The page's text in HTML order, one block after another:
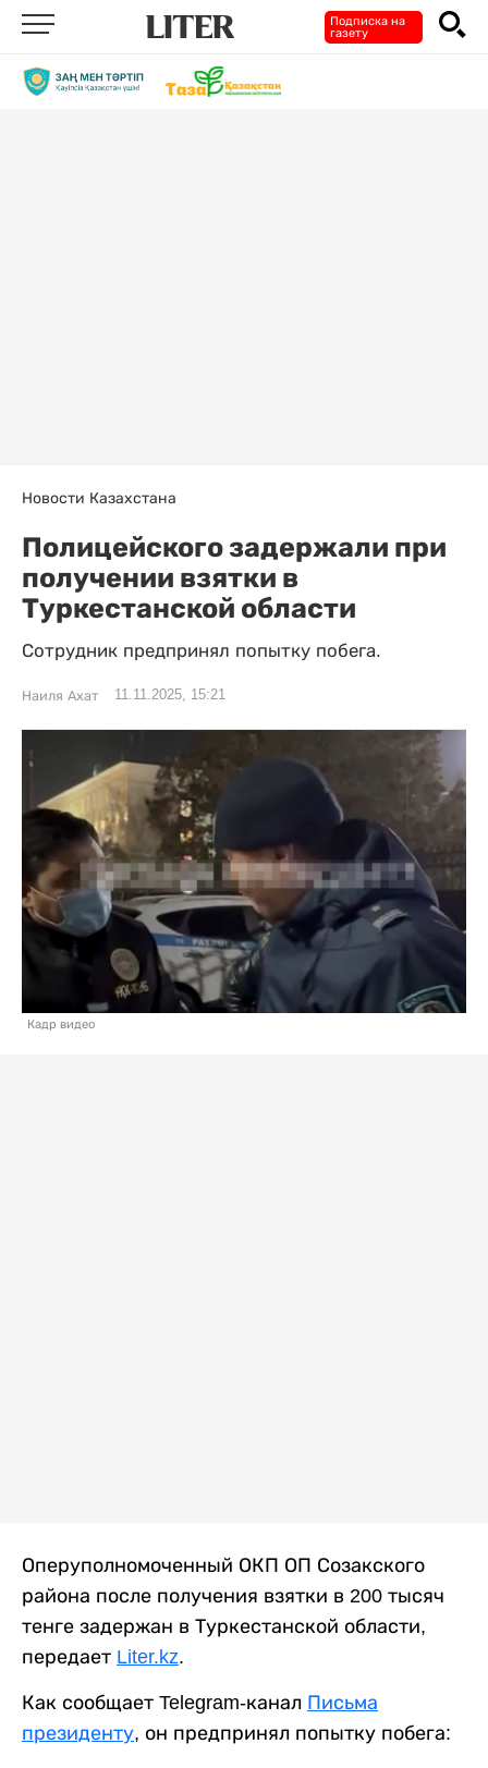
Подписка на
газету
Новости Казахстана
Полицейского задержали при
получении взятки в
Туркестанской области
Сотрудник предпринял попытку побега.
Наиля Ахат 11.11.2025, 15:21
Кадр видео
Оперуполномоченный ОКП ОП Созакского
района после получения взятки в 200 тысяч
тенге задержан в Туркестанской области,
передает Liter.kz.
Как сообщает Telegram-канал Письма
президенту, он предпринял попытку побега: